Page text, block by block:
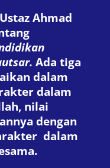
Ahmad
Ada tiga
dalam
dalam
nilai
dengan
dalam